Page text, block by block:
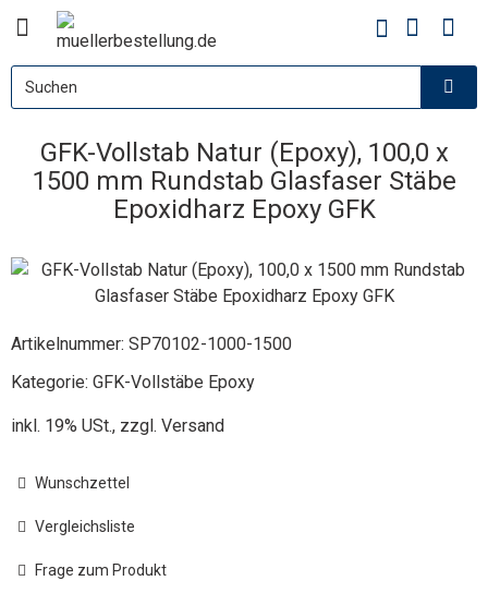
GFK-Vollstab Natur (Epoxy), 100,0 x
1500 mm Rundstab Glasfaser Stäbe
Epoxidharz Epoxy GFK
Artikelnummer: SP70102-1000-1500
Kategorie: GFK-Vollstäbe Epoxy
inkl. 19% USt., zzgl. Versand
Wunschzettel
Vergleichsliste
Frage zum Produkt